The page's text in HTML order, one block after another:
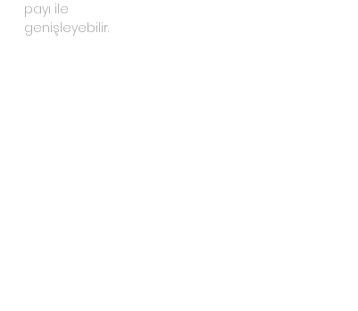
payı ile
genişleyebilir.